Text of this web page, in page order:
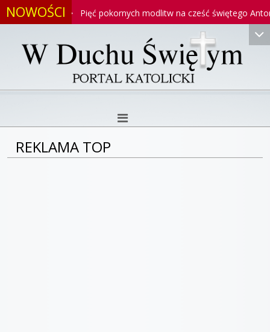
NOWOŚCIPięć pokornych modlitw na cześć świętego Antoniego
REKLAMA TOP